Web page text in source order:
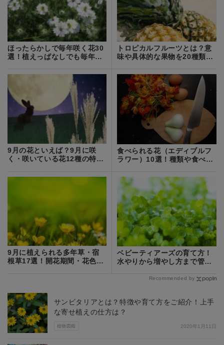
ほったらかしで毎年咲く花30
選！植えっぱなしでも毎年開
トロピカルフルーツとは？意
味や具体的な果物を20種類ご
9月の花といえば？9月に咲
く・咲いている花12種の特徴
食べられる花（エディブルフ
ラワー）10選！種類や食べ方
9月に植えられる多年草・宿
根草17選！開花期間・花色・
ベビーティアーズの育て方！
水やりから増やし方まで管理
Recommended by
植物図鑑
サンビタリアとは？特徴や育て方をご紹介！上手
な寄せ植えの仕方は？
2020年1月11日